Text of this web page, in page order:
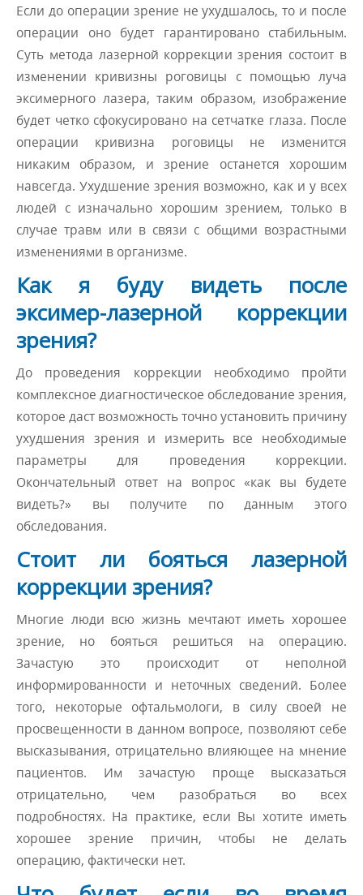
Если до операции зрение не ухудшалось, то и после
операции оно будет гарантировано стабильным.
Суть метода лазерной коррекции зрения состоит в
изменении кривизны роговицы с помощью луча
эксимерного лазера, таким образом, изображение
будет четко сфокусировано на сетчатке глаза. После
операции кривизна роговицы не изменится
никаким образом, и зрение останется хорошим
навсегда. Ухудшение зрения возможно, как и у всех
людей с изначально хорошим зрением, только в
случае травм или в связи с общими возрастными
изменениями в организме.
Как я буду видеть после
эксимер-лазерной коррекции
зрения?
До проведения коррекции необходимо пройти
комплексное диагностическое обследование зрения,
которое даст возможность точно установить причину
ухудшения зрения и измерить все необходимые
параметры для проведения коррекции.
Окончательный ответ на вопрос «как вы будете
видеть?» вы получите по данным этого
обследования.
Стоит ли бояться лазерной
коррекции зрения?
Многие люди всю жизнь мечтают иметь хорошее
зрение, но бояться решиться на операцию.
Зачастую это происходит от неполной
информированности и неточных сведений. Более
того, некоторые офтальмологи, в силу своей не
просвещенности в данном вопросе, позволяют себе
высказывания, отрицательно влияющее на мнение
пациентов. Им зачастую проще высказаться
отрицательно, чем разобраться во всех
подробностях. На практике, если Вы хотите иметь
хорошее зрение причин, чтобы не делать
операцию, фактически нет.